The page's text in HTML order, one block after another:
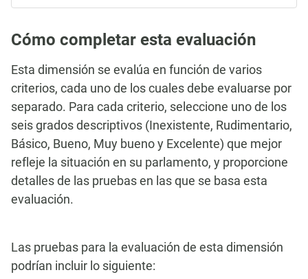
Cómo completar esta evaluación
Esta dimensión se evalúa en función de varios
criterios, cada uno de los cuales debe evaluarse por
separado. Para cada criterio, seleccione uno de los
seis grados descriptivos (Inexistente, Rudimentario,
Básico, Bueno, Muy bueno y Excelente) que mejor
refleje la situación en su parlamento, y proporcione
detalles de las pruebas en las que se basa esta
evaluación.
Las pruebas para la evaluación de esta dimensión
podrían incluir lo siguiente: